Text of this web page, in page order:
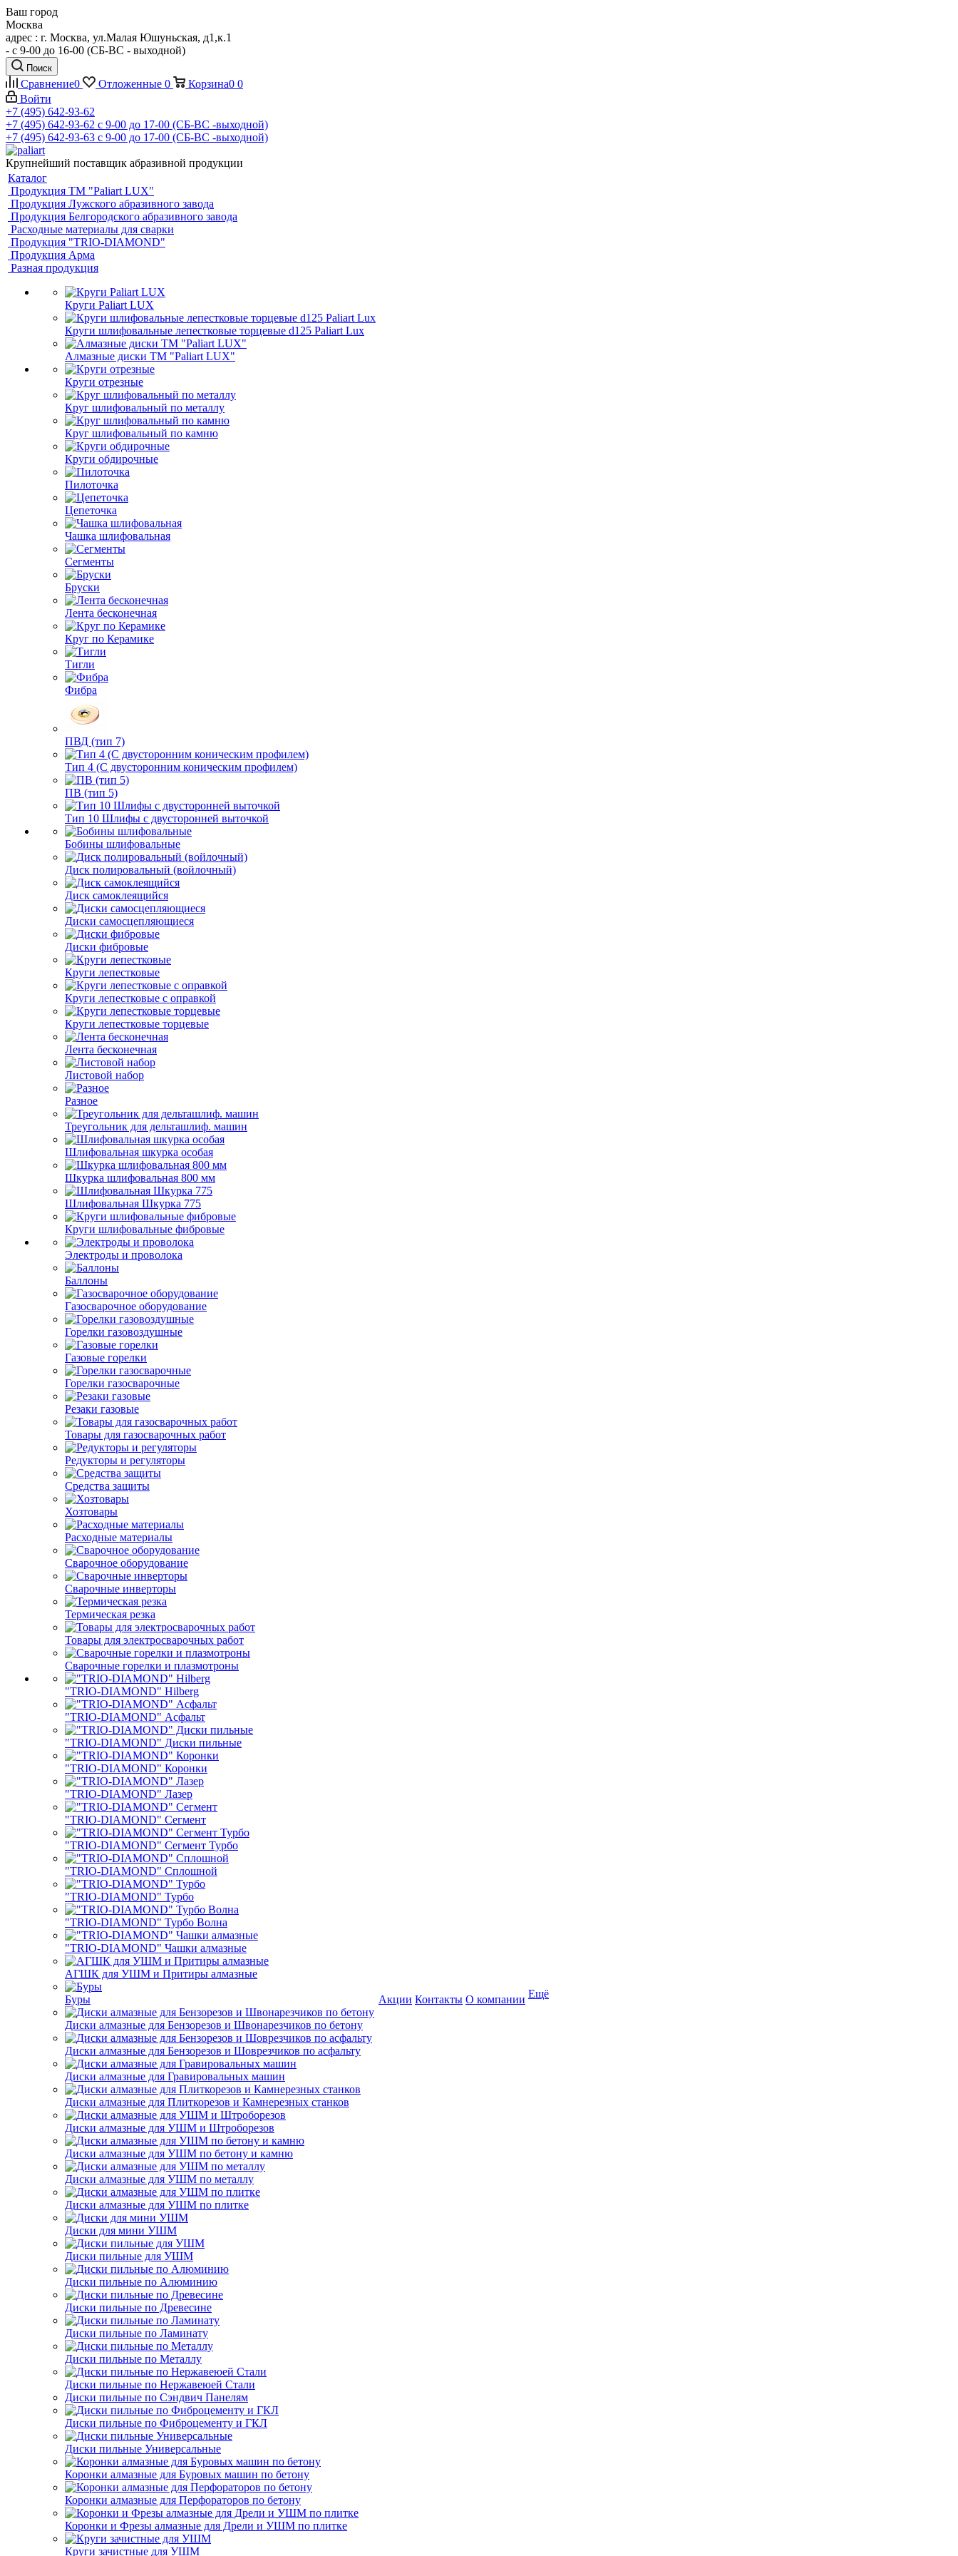
Ваш город
Москва
адрес : г. Москва, ул.Малая Юшуньская, д1,к.1
- c 9-00 до 16-00 (СБ-ВС - выходной)
Поиск
Сравнение0 Отложенные 0 Корзина0 0
Войти
+7 (495) 642-93-62
+7 (495) 642-93-62 c 9-00 до 17-00 (СБ-ВС -выходной)
+7 (495) 642-93-63 c 9-00 до 17-00 (СБ-ВС -выходной)
Крупнейший поставщик абразивной продукции
Каталог
Продукция ТМ "Paliart LUX"
Продукция Лужского абразивного завода
Продукция Белгородского абразивного завода
Расходные материалы для сварки
Продукция "TRIO-DIAMOND"
Продукция Арма
Разная продукция
Круги Paliart LUX
Круги шлифовальные лепестковые торцевые d125 Paliart Lux
Алмазные диски ТМ "Paliart LUX"
Круги отрезные
Круг шлифовальный по металлу
Круг шлифовальный по камню
Круги обдирочные
Пилоточка
Цепеточка
Чашка шлифовальная
Сегменты
Бруски
Лента бесконечная
Круг по Керамике
Тигли
Фибра
ПВД (тип 7)
Тип 4 (С двусторонним коническим профилем)
ПВ (тип 5)
Тип 10 Шлифы с двусторонней выточкой
Бобины шлифовальные
Диск полировальный (войлочный)
Диск самоклеящийся
Диски самосцепляющиеся
Диски фибровые
Круги лепестковые
Круги лепестковые с оправкой
Круги лепестковые торцевые
Лента бесконечная
Листовой набор
Разное
Треугольник для дельташлиф. машин
Шлифовальная шкурка особая
Шкурка шлифовальная 800 мм
Шлифовальная Шкурка 775
Круги шлифовальные фибровые
Электроды и проволока
Баллоны
Газосварочное оборудование
Горелки газовоздушные
Газовые горелки
Горелки газосварочные
Резаки газовые
Товары для газосварочных работ
Редукторы и регуляторы
Средства защиты
Хозтовары
Расходные материалы
Сварочное оборудование
Сварочные инверторы
Термическая резка
Товары для электросварочных работ
Сварочные горелки и плазмотроны
"TRIO-DIAMOND" Hilberg
"TRIO-DIAMOND" Асфальт
"TRIO-DIAMOND" Диски пильные
"TRIO-DIAMOND" Коронки
"TRIO-DIAMOND" Лазер
"TRIO-DIAMOND" Сегмент
"TRIO-DIAMOND" Сегмент Турбо
"TRIO-DIAMOND" Сплошной
"TRIO-DIAMOND" Турбо
"TRIO-DIAMOND" Турбо Волна
"TRIO-DIAMOND" Чашки алмазные
АГШК для УШМ и Притиры алмазные
Буры
Диски алмазные для Бензорезов и Швонарезчиков по бетону
Диски алмазные для Бензорезов и Шоврезчиков по асфальту
Диски алмазные для Гравировальных машин
Диски алмазные для Плиткорезов и Камнерезных станков
Диски алмазные для УШМ и Штроборезов
Диски алмазные для УШМ по бетону и камню
Диски алмазные для УШМ по металлу
Диски алмазные для УШМ по плитке
Диски для мини УШМ
Диски пильные для УШМ
Диски пильные по Алюминию
Диски пильные по Древесине
Диски пильные по Ламинату
Диски пильные по Металлу
Диски пильные по Нержавеюей Стали
Диски пильные по Сэндвич Панелям
Диски пильные по Фиброцементу и ГКЛ
Диски пильные Универсальные
Коронки алмазные для Буровых машин по бетону
Коронки алмазные для Перфораторов по бетону
Коронки и Фрезы алмазные для Дрели и УШМ по плитке
Круги зачистные для УШМ
Акции Контакты О компании Ещё